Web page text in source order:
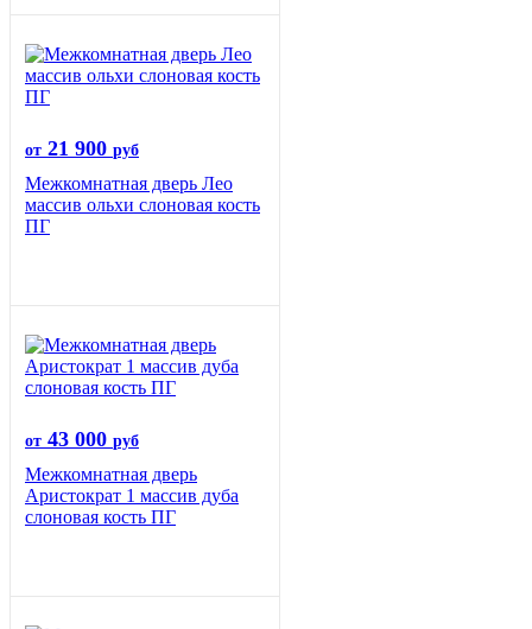
от 21 900 руб
Межкомнатная дверь Лео
массив ольхи слоновая кость
ПГ
от 43 000 руб
Межкомнатная дверь
Аристократ 1 массив дуба
слоновая кость ПГ